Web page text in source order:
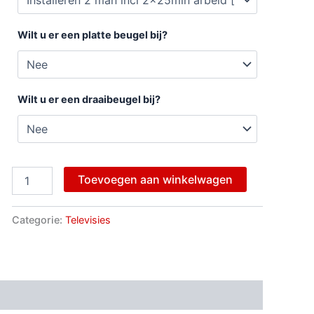
Wilt u er een platte beugel bij?
Wilt u er een draaibeugel bij?
Toevoegen aan winkelwagen
Categorie: Televisies